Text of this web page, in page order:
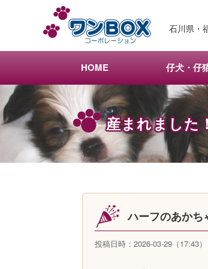
コ
ツ
へ
石川県・
HOME 仔犬・仔
産まれました
ハーフのあかち
投稿日時：2026-03-29（17:43）